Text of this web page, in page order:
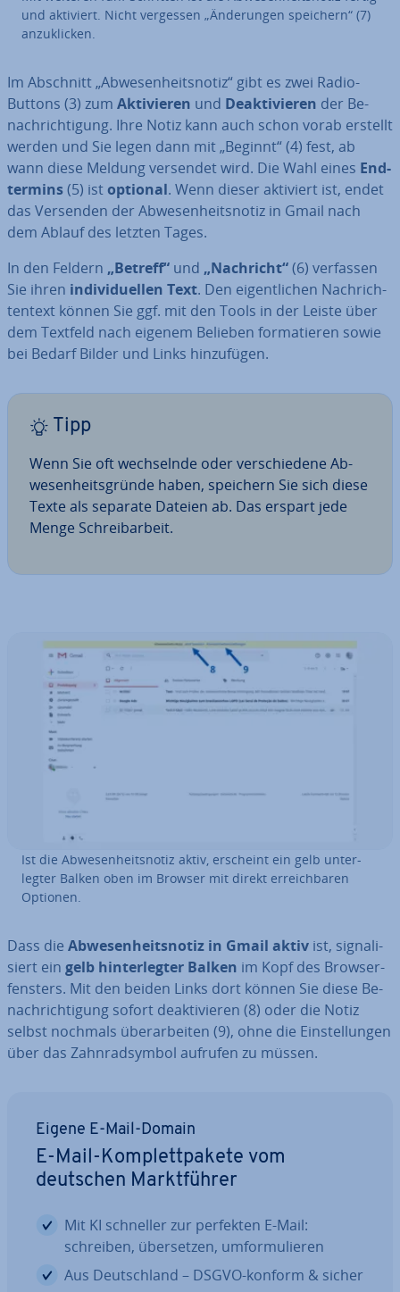
und aktiviert. Nicht vergessen „Än­de­run­gen speichern“ (7)
an­zu­kli­cken.
Im Abschnitt „Ab­we­sen­heits­no­tiz“ gibt es zwei Radio-
Buttons (3) zum Ak­ti­vie­ren und De­ak­ti­vie­ren der Be­
nach­rich­ti­gung. Ihre Notiz kann auch schon vorab erstellt
werden und Sie legen dann mit „Beginnt“ (4) fest, ab
wann diese Meldung versendet wird. Die Wahl eines End­
ter­mins(5) istoptional. Wenn dieser aktiviert ist, endet
das Versenden der Ab­we­sen­heits­no­tiz in Gmail nach
dem Ablauf des letzten Tages.
In den Feldern „Betreff“ und „Nachricht“(6) verfassen
Sie ihren in­di­vi­du­el­len Text. Den ei­gent­li­chen Nach­rich­
ten­text können Sie ggf. mit den Tools in der Leiste über
dem Textfeld nach eigenem Belieben for­ma­tie­ren sowie
bei Bedarf Bilder und Links hin­zu­fü­gen.
Tipp
Wenn Sie oft wech­seln­de oder ver­schie­de­ne Ab­
we­sen­heits­grün­de haben, speichern Sie sich diese
Texte als separate Dateien ab. Das erspart jede
Menge Schreib­ar­beit.
Ist die Ab­we­sen­heits­no­tiz aktiv, erscheint ein gelb un­ter­
leg­ter Balken oben im Browser mit direkt er­reich­ba­ren
Optionen.
Dass die Ab­we­sen­heits­no­tiz in Gmail aktiv ist, si­gna­li­
siert ein gelb hin­ter­leg­ter Balken im Kopf des Brow­ser­
fens­ters. Mit den beiden Links dort können Sie diese Be­
nach­rich­ti­gung sofort de­ak­ti­vie­ren (8) oder die Notiz
selbst nochmals über­ar­bei­ten (9), ohne die Ein­stel­lun­gen
über das Zahn­rad­sym­bol aufrufen zu müssen.
Eigene E-Mail-Domain
E-Mail-Kom­plett­pa­ke­te vom
deutschen Markt­füh­rer
Mit KI schneller zur perfekten E-Mail:
schreiben, über­set­zen, um­for­mu­lie­ren
Aus Deutsch­land – DSGVO-konform & sicher